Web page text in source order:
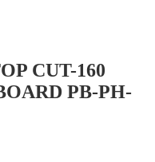
CUT-160
PB-PH-